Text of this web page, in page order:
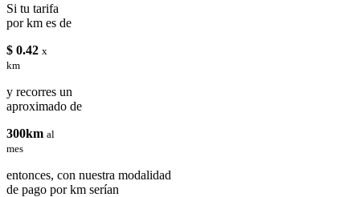
Si tu tarifa
por km es de
$ 0.42 x
km
y recorres un
aproximado de
300km al
mes
entonces, con nuestra modalidad
de pago por km serían